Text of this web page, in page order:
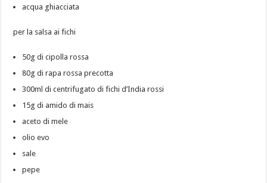
acqua ghiacciata
per la salsa ai fichi
50g di cipolla rossa
80g di rapa rossa precotta
300ml di centrifugato di fichi d’India rossi
15g di amido di mais
aceto di mele
olio evo
sale
pepe